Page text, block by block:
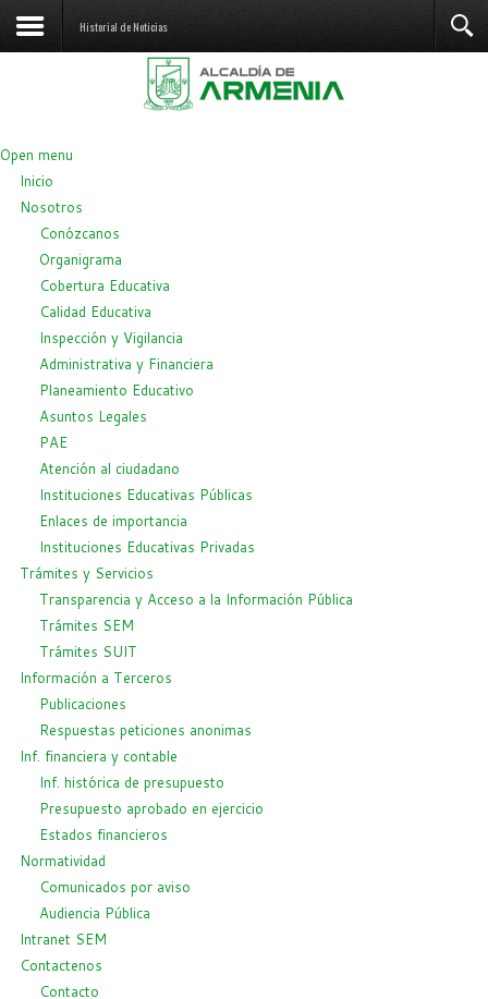
Historial de Noticias
Open menu
Inicio
Nosotros
Conózcanos
Organigrama
Cobertura Educativa
Calidad Educativa
Inspección y Vigilancia
Administrativa y Financiera
Planeamiento Educativo
Asuntos Legales
PAE
Atención al ciudadano
Instituciones Educativas Públicas
Enlaces de importancia
Instituciones Educativas Privadas
Trámites y Servicios
Transparencia y Acceso a la Información Pública
Trámites SEM
Trámites SUIT
Información a Terceros
Publicaciones
Respuestas peticiones anonimas
Inf. financiera y contable
Inf. histórica de presupuesto
Presupuesto aprobado en ejercicio
Estados financieros
Normatividad
Comunicados por aviso
Audiencia Pública
Intranet SEM
Contactenos
Contacto